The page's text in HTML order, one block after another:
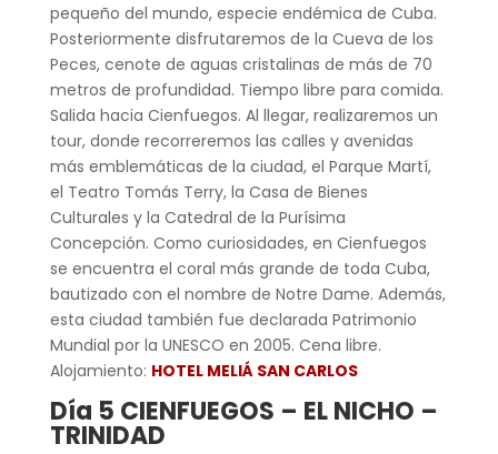
pequeño del mundo, especie endémica de Cuba.
Posteriormente disfrutaremos de la Cueva de los
Peces, cenote de aguas cristalinas de más de 70
metros de profundidad. Tiempo libre para comida.
Salida hacia Cienfuegos. Al llegar, realizaremos un
tour, donde recorreremos las calles y avenidas
más emblemáticas de la ciudad, el Parque Martí,
el Teatro Tomás Terry, la Casa de Bienes
Culturales y la Catedral de la Purísima
Concepción. Como curiosidades, en Cienfuegos
se encuentra el coral más grande de toda Cuba,
bautizado con el nombre de Notre Dame. Además,
esta ciudad también fue declarada Patrimonio
Mundial por la UNESCO en 2005. Cena libre.
Alojamiento: HOTEL MELIÁ SAN CARLOS
Día 5 CIENFUEGOS – EL NICHO –
TRINIDAD